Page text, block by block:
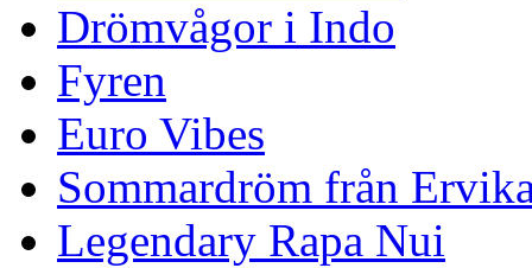
Drömvågor i Indo
Fyren
Euro Vibes
Sommardröm från
Legendary Rapa Nui